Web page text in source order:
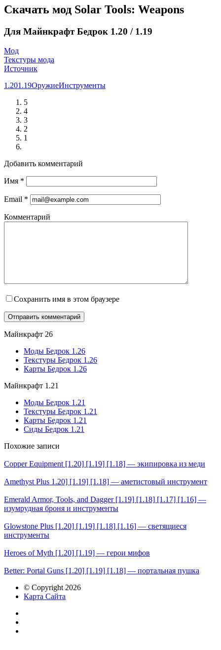
Скачать мод Solar Tools: Weapons
Для Майнкрафт Бедрок 1.20 / 1.19
Мод
Текстуры мода
Источник
1.201.19ОружиеИнструменты
5
4
3
2
1
Добавить комментарий
Имя *
Email *
Комментарий
Сохранить имя в этом браузере
Майнкрафт 26
Моды Бедрок 1.26
Текстуры Бедрок 1.26
Карты Бедрок 1.26
Майнкрафт 1.21
Моды Бедрок 1.21
Текстуры Бедрок 1.21
Карты Бедрок 1.21
Сиды Бедрок 1.21
Похожие записи
Copper Equipment [1.20] [1.19] [1.18] — экипировка из меди
Amethyst Plus 1.20] [1.19] [1.18] — аметистовый инструмент
Emerald Armor, Tools, and Dagger [1.19] [1.18] [1.17] [1.16] —
изумрудная броня и инструменты
Glowstone Plus [1.20] [1.19] [1.18] [1.16] — светящиеся
инструменты
Heroes of Myth [1.20] [1.19] — герои мифов
Better: Portal Guns [1.20] [1.19] [1.18] — портальная пушка
© Copyright 2026
Карта Сайта